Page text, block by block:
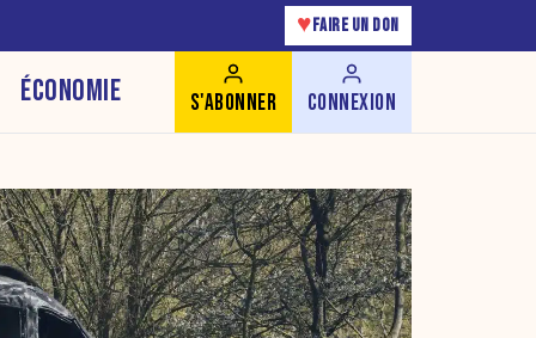
♥ FAIRE UN DON
ÉCONOMIE S'ABONNER CONNEXION